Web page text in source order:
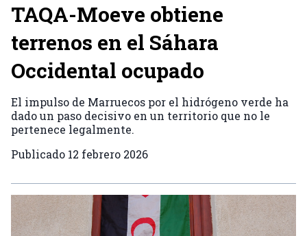
TAQA-Moeve obtiene
terrenos en el Sáhara
Occidental ocupado
El impulso de Marruecos por el hidrógeno verde ha
dado un paso decisivo en un territorio que no le
pertenece legalmente.
Publicado 12 febrero 2026